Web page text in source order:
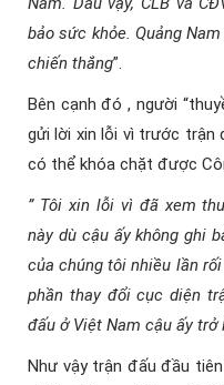
bảo sức khỏe. Quảng
chiến thắng”.
Bên cạnh đó , người
gửi lời xin lỗi vì trước trận
có thể khóa chặt được
” Tôi xin lỗi vì đã xem
này dù cậu ấy không ghi
của chúng tôi nhiều lần
phần thay đổi cục diện
đấu ở Việt Nam cậu ấy trở
Như vậy trận đấu đầu